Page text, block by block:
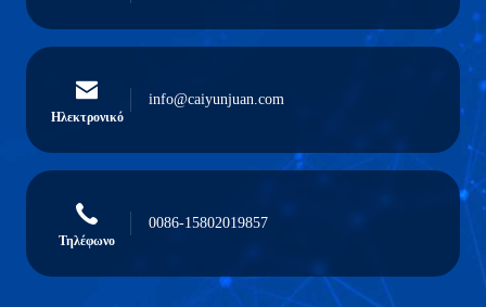
Ηλεκτρονικό
info@caiyunjuan.com
Τηλέφωνο
0086-15802019857